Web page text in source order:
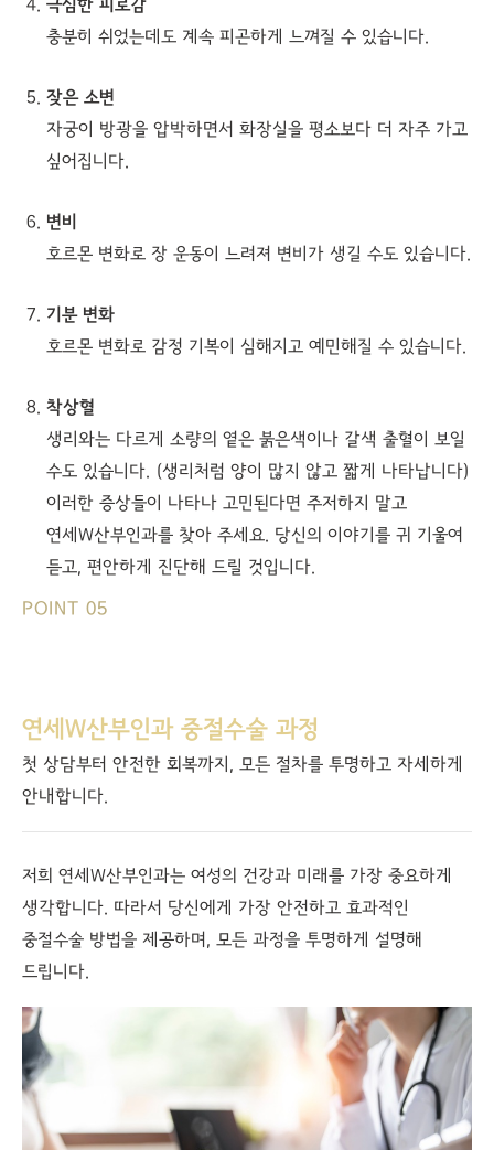
극심한 피로감
충분히 쉬었는데도 계속 피곤하게 느껴질 수 있습니다.
잦은 소변
자궁이 방광을 압박하면서 화장실을 평소보다 더 자주 가고
싶어집니다.
변비
호르몬 변화로 장 운동이 느려져 변비가 생길 수도 있습니다.
기분 변화
호르몬 변화로 감정 기복이 심해지고 예민해질 수 있습니다.
착상혈
생리와는 다르게 소량의 옅은 붉은색이나 갈색 출혈이 보일
수도 있습니다. (생리처럼 양이 많지 않고 짧게 나타납니다)
이러한 증상들이 나타나 고민된다면 주저하지 말고
연세W산부인과를 찾아 주세요. 당신의 이야기를 귀 기울여
듣고, 편안하게 진단해 드릴 것입니다.
POINT 05
연세W산부인과 중절수술 과정
첫 상담부터 안전한 회복까지, 모든 절차를 투명하고 자세하게
안내합니다.
저희 연세W산부인과는 여성의 건강과 미래를 가장 중요하게
생각합니다. 따라서 당신에게 가장 안전하고 효과적인
중절수술 방법을 제공하며, 모든 과정을 투명하게 설명해
드립니다.